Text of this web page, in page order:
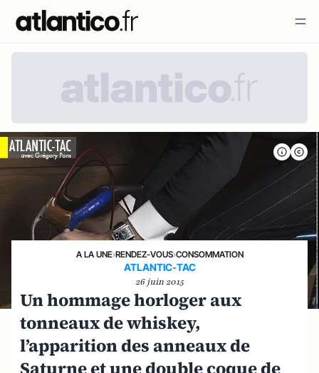
A LA UNE›RENDEZ-VOUS›CONSOMMATION
ATLANTIC-TAC
26 juin 2015
Un hommage horloger aux
tonneaux de whiskey,
l’apparition des anneaux de
Saturne et une double coque de